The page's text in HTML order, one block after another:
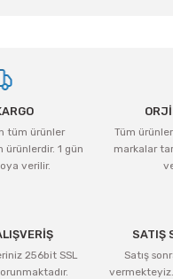
bozuk veya
eksik bilgiler bulunuyor.
hatalar bulunuyor.
sitelerden daha pahalı.
tüm ürünler
ürünlerdir. 1 gün
verilir.
Tüm
markalar
256bit SSL
SATIŞ
Satış